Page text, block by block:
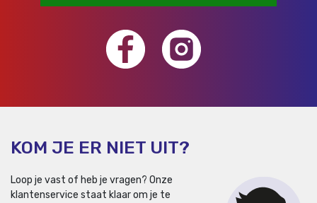
KOM JE ER NIET UIT?
Loop je vast of heb je vragen? Onze
klantenservice staat klaar om je te